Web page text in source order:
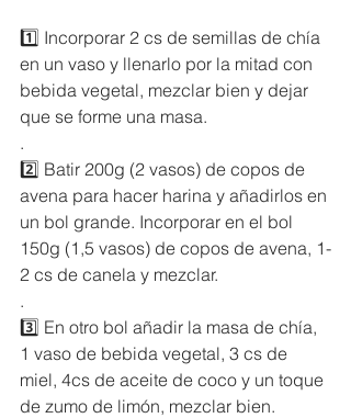
1️⃣ Incorporar 2 cs de semillas de chía
en un vaso y llenarlo por la mitad con
bebida vegetal, mezclar bien y dejar
que se forme una masa.
.
2️⃣ Batir 200g (2 vasos) de copos de
avena para hacer harina y añadirlos en
un bol grande. Incorporar en el bol
150g (1,5 vasos) de copos de avena, 1-
2 cs de canela y mezclar.
.
3️⃣ En otro bol añadir la masa de chía,
1 vaso de bebida vegetal, 3 cs de
miel, 4cs de aceite de coco y un toque
de zumo de limón, mezclar bien.